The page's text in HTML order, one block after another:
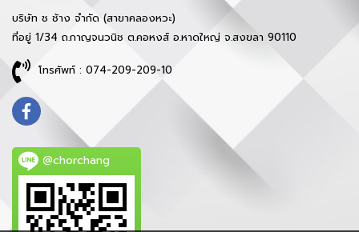
บริษัท ช ช้าง จำกัด (สาขาคลองหวะ)
ที่อยู่ 1/34 ถ.กาญจนวนิช ต.คอหงส์ อ.หาดใหญ่ จ.สงขลา 90110
โทรศัพท์ : 074-209-209-10
@chorchang